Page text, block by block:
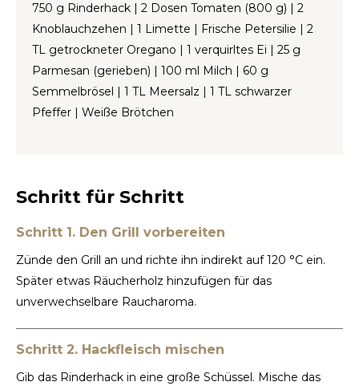
750 g Rinderhack | 2 Dosen Tomaten (800 g) | 2
Knoblauchzehen | 1 Limette | Frische Petersilie | 2
TL getrockneter Oregano | 1 verquirltes Ei | 25 g
Parmesan (gerieben) | 100 ml Milch | 60 g
Semmelbrösel | 1 TL Meersalz | 1 TL schwarzer
Pfeffer | Weiße Brötchen
Schritt für Schritt
Schritt 1. Den Grill vorbereiten
Zünde den Grill an und richte ihn indirekt auf 120 °C ein.
Später etwas Räucherholz hinzufügen für das
unverwechselbare Raucharoma.
Schritt 2. Hackfleisch mischen
Gib das Rinderhack in eine große Schüssel. Mische das